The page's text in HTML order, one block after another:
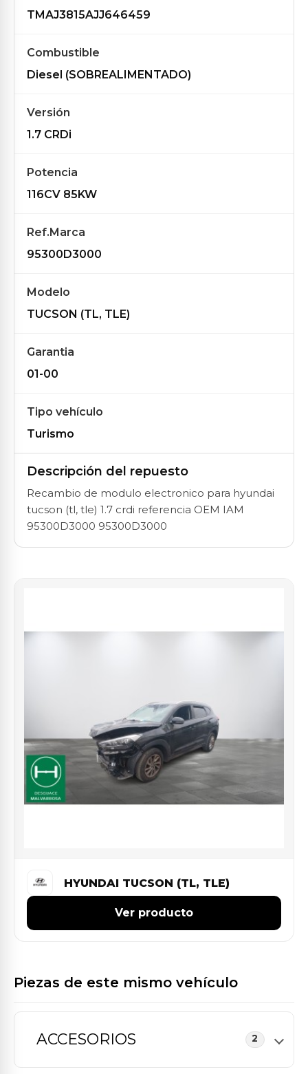
TMAJ3815AJJ646459
Combustible
Diesel (SOBREALIMENTADO)
Versión
1.7 CRDi
Potencia
116CV 85KW
Ref.Marca
95300D3000
Modelo
TUCSON (TL, TLE)
Garantia
01-00
Tipo vehículo
Turismo
Descripción del repuesto
Recambio de modulo electronico para hyundai
tucson (tl, tle) 1.7 crdi referencia OEM IAM
95300D3000 95300D3000
HYUNDAI TUCSON (TL, TLE)
Ver producto
Piezas de este mismo vehículo
ACCESORIOS 2